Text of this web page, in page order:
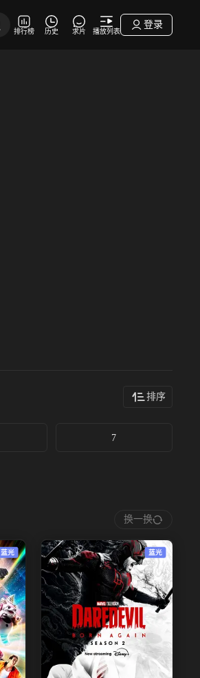
排行榜 历史 求片 播放列表
登录
排序
7
换一换
蓝光 蓝光